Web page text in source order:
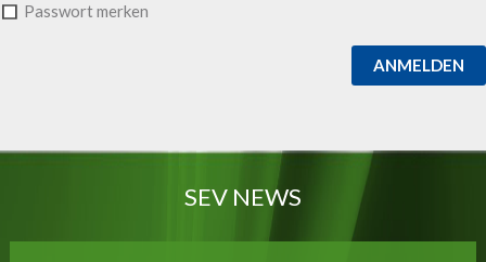
Passwort merken
ANMELDEN
SEV NEWS